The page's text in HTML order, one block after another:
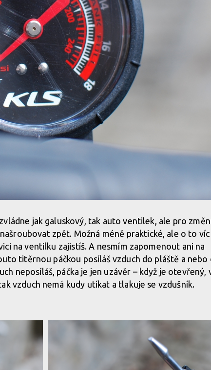
jak galuskový, tak auto ventilek, ale pro
zpět. Možná méně praktické, ale o to víc
na ventilku zajistíš. A nesmím zapomenout ani na
titěrnou páčkou posíláš vzduch do pláště a nebo
neposíláš, páčka je jen uzávěr – když je otevřený,
vzduch nemá kudy utíkat a tlakuje se vzdušník.